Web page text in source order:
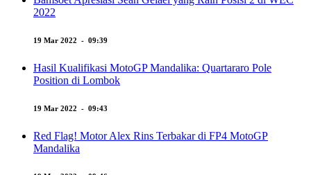
2022
19 Mar 2022 - 09:39
Hasil Kualifikasi MotoGP Mandalika: Quartararo Pole
Position di Lombok
19 Mar 2022 - 09:43
Red Flag! Motor Alex Rins Terbakar di FP4 MotoGP
Mandalika